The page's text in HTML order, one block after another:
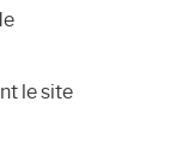
le site